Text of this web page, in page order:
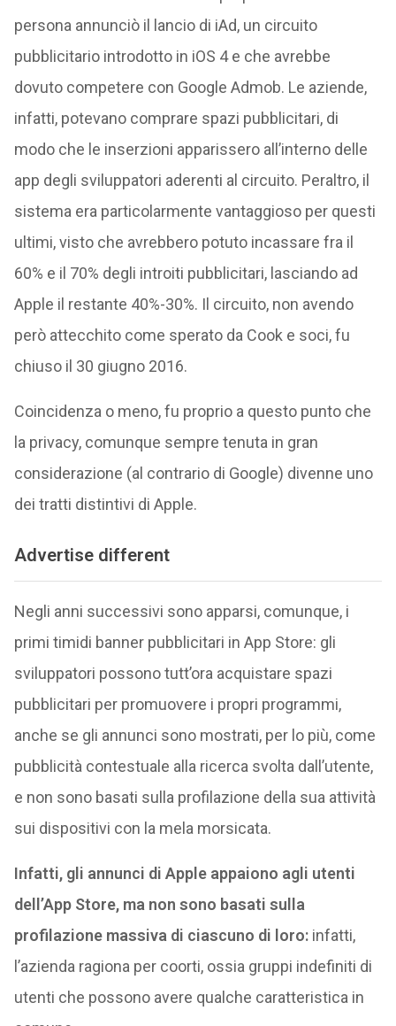
persona annunciò il lancio di iAd, un circuito
pubblicitario introdotto in iOS 4 e che avrebbe
dovuto competere con Google Admob. Le aziende,
infatti, potevano comprare spazi pubblicitari, di
modo che le inserzioni apparissero all’interno delle
app degli sviluppatori aderenti al circuito. Peraltro, il
sistema era particolarmente vantaggioso per questi
ultimi, visto che avrebbero potuto incassare fra il
60% e il 70% degli introiti pubblicitari, lasciando ad
Apple il restante 40%-30%. Il circuito, non avendo
però attecchito come sperato da Cook e soci, fu
chiuso il 30 giugno 2016.
Coincidenza o meno, fu proprio a questo punto che
la privacy, comunque sempre tenuta in gran
considerazione (al contrario di Google) divenne uno
dei tratti distintivi di Apple.
Advertise different
Negli anni successivi sono apparsi, comunque, i
primi timidi banner pubblicitari in App Store: gli
sviluppatori possono tutt’ora acquistare spazi
pubblicitari per promuovere i propri programmi,
anche se gli annunci sono mostrati, per lo più, come
pubblicità contestuale alla ricerca svolta dall’utente,
e non sono basati sulla profilazione della sua attività
sui dispositivi con la mela morsicata.
Infatti, gli annunci di Apple appaiono agli utenti
dell’App Store, ma non sono basati sulla
profilazione massiva di ciascuno di loro:infatti,
l’azienda ragiona per coorti, ossia gruppi indefiniti di
utenti che possono avere qualche caratteristica in